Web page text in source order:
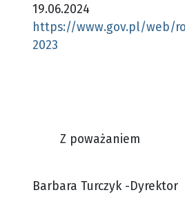
19.06.2024
https://www.gov.pl/web/
2023
Z poważaniem
Barbara Turczyk -